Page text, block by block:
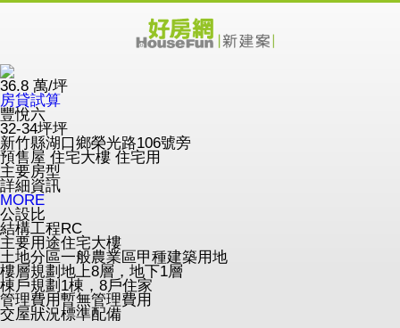
36.8 萬/坪
房貸試算
豐悅六
32-34坪坪
新竹縣湖口鄉榮光路106號旁
預售屋 住宅大樓 住宅用
主要房型
詳細資訊
MORE
公設比
結構工程RC
主要用途住宅大樓
土地分區一般農業區甲種建築用地
樓層規劃 地上8層，地下1層
棟戶規劃 1棟，8戶住家
管理費用暫無管理費用
交屋狀況標準配備